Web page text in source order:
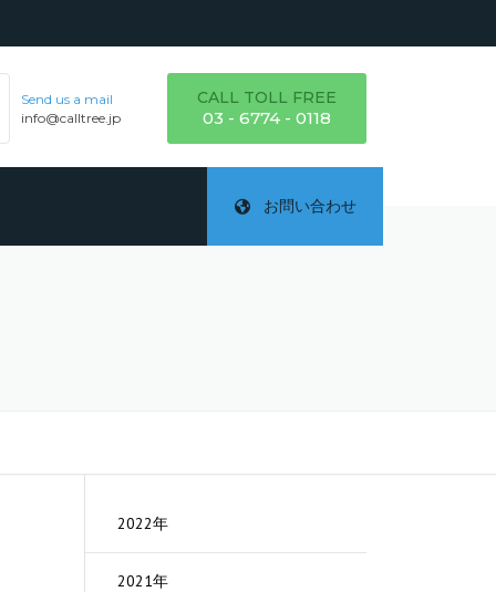
Send us a mail
info@calltree.jp
CALL TOLL FREE
03 - 6774 - 0118
お問い合わせ
2022年
2021年